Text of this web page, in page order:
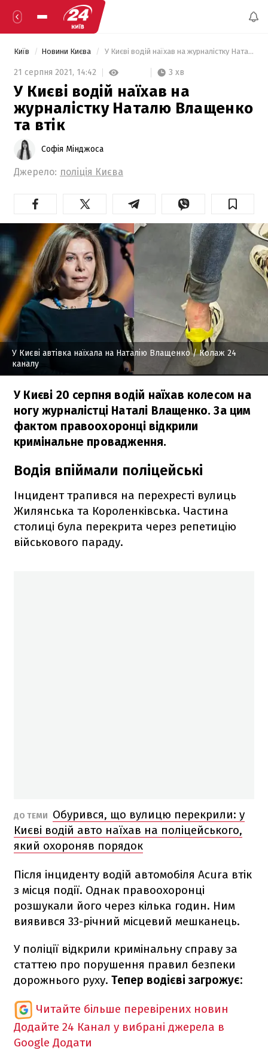
Київ Новини Києва У Києві водій наїхав на журналістку Наталю Влащенко та втік
21 серпня 2021, 14:42 3 хв
У Києві водій наїхав на
журналістку Наталю Влащенко
та втік
Софія Мінджоса
Джерело: поліція Києва
У Києві автівка наїхала на Наталію Влащенко/ Колаж 24
каналу
У Києві 20 серпня водій наїхав колесом на
ногу журналістці Наталі Влащенко. За цим
фактом правоохоронці відкрили
кримінальне провадження.
Водія впіймали поліцейські
Інцидент трапився на перехресті вулиць
Жилянська та Короленківська. Частина
столиці була перекрита через репетицію
військового параду.
ДО ТЕМИ
Обурився, що вулицю перекрили: у
Києві водій авто наїхав на поліцейського,
який охороняв порядок
Після інциденту водій автомобіля Acura втік
з місця події. Однак правоохоронці
розшукали його через кілька годин. Ним
виявився 33-річний місцевий мешканець.
У поліції відкрили кримінальну справу за
статтею про порушення правил безпеки
дорожнього руху. Тепер водієві загрожує:
Читайте більше перевірених новин
Додайте 24 Канал у вибрані джерела в
Google Додати